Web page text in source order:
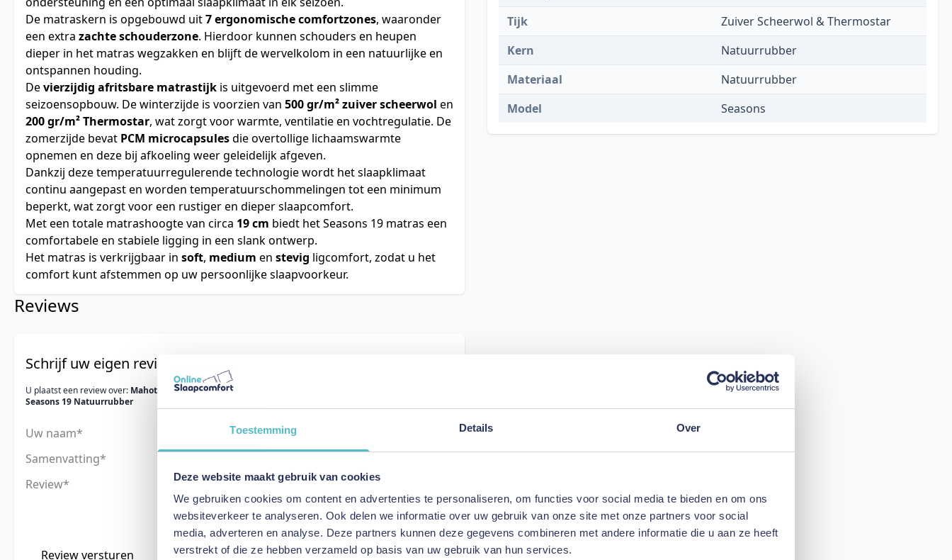
Toestemming Details Over
Deze website maakt gebruik van cookies
We gebruiken cookies om content en advertenties te personaliseren, om functies voor social media te bieden en om ons
websiteverkeer te analyseren. Ook delen we informatie over uw gebruik van onze site met onze partners voor social
media, adverteren en analyse. Deze partners kunnen deze gegevens combineren met andere informatie die u aan ze heeft
verstrekt of die ze hebben verzameld op basis van uw gebruik van hun services.
De matraskern is opgebouwd uit7 ergonomische comfortzones, waaronder
een extra zachte schouderzone. Hierdoor kunnen schouders en heupen
dieper in het matras wegzakken en blijft de wervelkolom in een natuurlijke en
ontspannen houding.
Devierzijdig afritsbare matrastijk is uitgevoerd met een slimme
seizoensopbouw. De winterzijde is voorzien van 500 gr/m² zuiver scheerwol en
200 gr/m² Thermostar, wat zorgt voor warmte, ventilatie en vochtregulatie. De
zomerzijde bevat PCM microcapsulesdie overtollige lichaamswarmte
opnemen en deze bij afkoeling weer geleidelijk afgeven.
Dankzij deze temperatuurregulerende technologie wordt het slaapklimaat
continu aangepast en worden temperatuurschommelingen tot een minimum
beperkt, wat zorgt voor een rustiger en dieper slaapcomfort.
Met een totale matrashoogte van circa 19 cm biedt het Seasons 19 matras een
comfortabele en stabiele ligging in een slank ontwerp.
Het matras is verkrijgbaar in soft, medium en stevig ligcomfort, zodat u het
comfort kunt afstemmen op uw persoonlijke slaapvoorkeur.
Reviews
Schrijf uw eigen review
U plaatst een review over: Mahoton Matras
Seasons 19 Natuurrubber
Uw naam
Samenvatting
Review
Review versturen
Tijk
Zuiver Scheerwol & Thermostar
Kern
Natuurrubber
Materiaal
Natuurrubber
Model
Seasons